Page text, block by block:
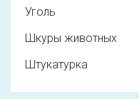
Уголь
Шкуры животных
Штукатурка